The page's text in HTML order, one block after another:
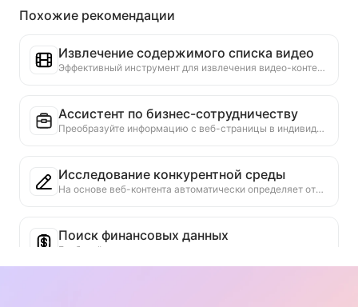
Похожие рекомендации
Извлечение содержимого списка видео
Эффективный инструмент для извлечения видео-контента с веб-страниц, который может быстро сканировать страницы и организовывать информацию о видео в структурированную таблицу Markdown.
Ассистент по бизнес-сотрудничеству
Преобразуйте информацию с веб-страницы в индивидуальные коммерческие предложения, частные сообщения для сотрудничества, предоставьте готовые шаблоны и руководства по последующим действиям, упростите процесс сотрудничества.
Исследование конкурентной среды
На основе веб-контента автоматически определяет отрасль компании и основных конкурентов. Генерирует подробный отчет по анализу конкурентной среды, включая долю рынка, сравнение продуктов и SWOT-анализ, что помогает понять позиционирование компании в отрасли.
Поиск финансовых данных